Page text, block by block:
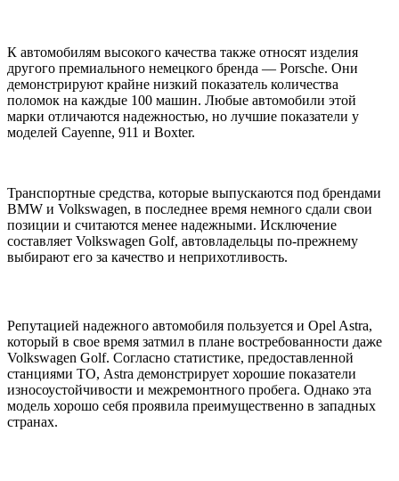
К автомобилям высокого качества также относят изделия
другого премиального немецкого бренда — Porsche. Они
демонстрируют крайне низкий показатель количества
поломок на каждые 100 машин. Любые автомобили этой
марки отличаются надежностью, но лучшие показатели у
моделей Cayenne, 911 и Boxter.
Транспортные средства, которые выпускаются под брендами
BMW и Volkswagen, в последнее время немного сдали свои
позиции и считаются менее надежными. Исключение
составляет Volkswagen Golf, автовладельцы по-прежнему
выбирают его за качество и неприхотливость.
Репутацией надежного автомобиля пользуется и Opel Astra,
который в свое время затмил в плане востребованности даже
Volkswagen Golf. Согласно статистике, предоставленной
станциями ТО, Astra демонстрирует хорошие показатели
износоустойчивости и межремонтного пробега. Однако эта
модель хорошо себя проявила преимущественно в западных
странах.